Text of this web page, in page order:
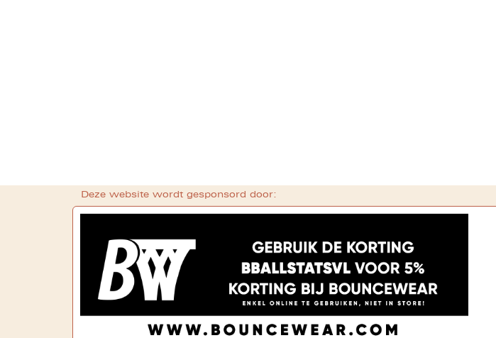
Deze website wordt gesponsord door: